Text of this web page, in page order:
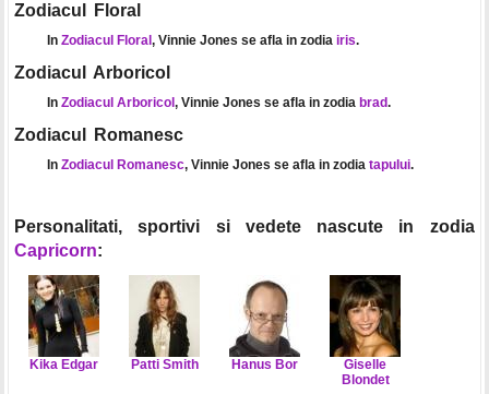
Zodiacul Floral
In Zodiacul Floral , Vinnie Jones se afla in zodia iris.
Zodiacul Arboricol
In Zodiacul Arboricol , Vinnie Jones se afla in zodia brad.
Zodiacul Romanesc
In Zodiacul Romanesc, Vinnie Jones se afla in zodia tapului.
Personalitati, sportivi si vedete nascute in zodia
Capricorn:
Kika Edgar Patti Smith Hanus Bor
Giselle
Blondet